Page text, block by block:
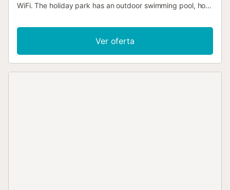
WiFi. The holiday park has an outdoor swimming pool, hot
Ver oferta